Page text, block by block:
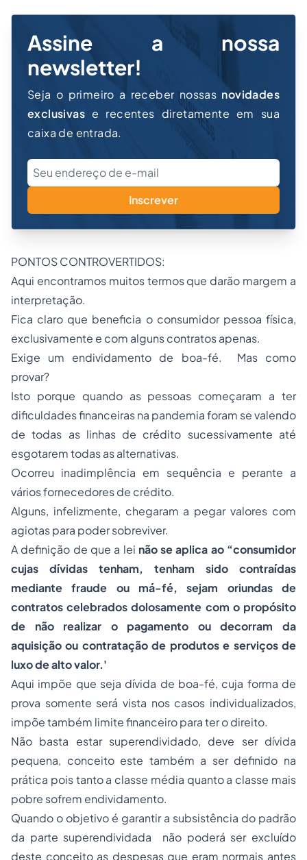
Assine a nossa
newsletter!
Seja o primeiro a receber nossas novidades
exclusivas e recentes diretamente em sua
caixa de entrada.
Inscrever
PONTOS CONTROVERTIDOS:
Aqui encontramos muitos termos que darão margem a
interpretação.
Fica claro que beneficia o consumidor pessoa física,
exclusivamente e com alguns contratos apenas.
Exige um endividamento de boa-fé. Mas como
provar?
Isto porque quando as pessoas começaram a ter
dificuldades financeiras na pandemia foram se valendo
de todas as linhas de crédito sucessivamente até
esgotarem todas as alternativas.
Ocorreu inadimplência em sequência e perante a
vários fornecedores de crédito.
Alguns, infelizmente, chegaram a pegar valores com
agiotas para poder sobreviver.
A definição de que a lei não se aplica ao “consumidor
cujas dívidas tenham, tenham sido contraídas
mediante fraude ou má-fé, sejam oriundas de
contratos celebrados dolosamente com o propósito
de não realizar o pagamento ou decorram da
aquisição ou contratação de produtos e serviços de
luxo de alto valor.'
Aqui impõe que seja dívida de boa-fé, cuja forma de
prova somente será vista nos casos individualizados,
impõe também limite financeiro para ter o direito.
Não basta estar superendividado, deve ser dívida
pequena, conceito este também a ser definido na
prática pois tanto a classe média quanto a classe mais
pobre sofrem endividamento.
Quando o objetivo é garantir a subsistência do padrão
da parte superendividada não poderá ser excluído
deste conceito as despesas que eram normais antes